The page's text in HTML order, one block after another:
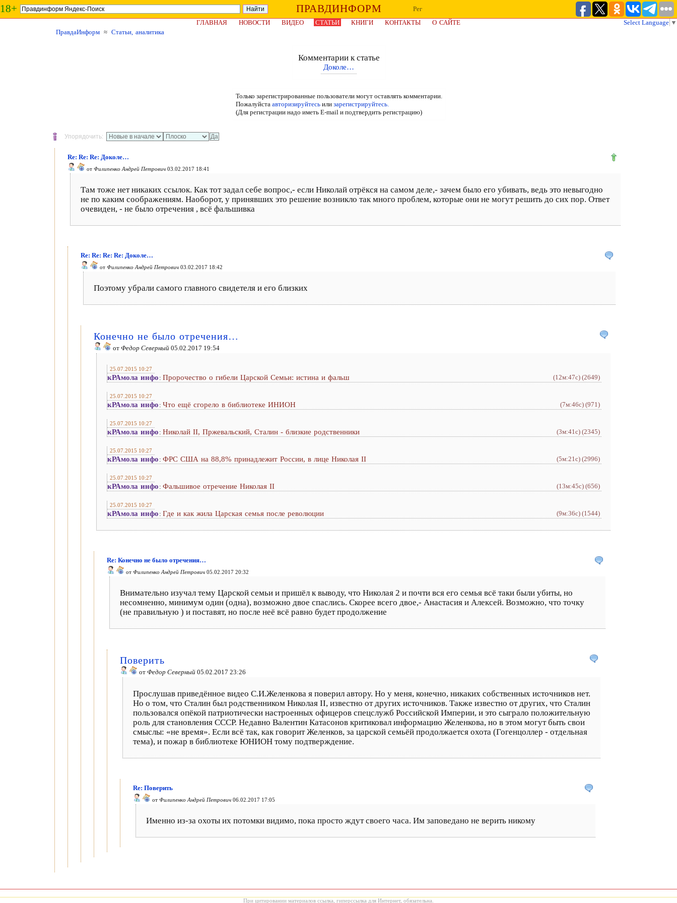
18+ ПРАВДИНФОРМ
Рег
ГЛАВНАЯ
НОВОСТИ ВИДЕО СТАТЬИ КНИГИ КОНТАКТЫ О САЙТЕ Select Language ▼
ПравдаИнформ ≈ Статьи, аналитика
Комментарии к статье
Доколе…
Только зарегистрированные пользователи могут оставлять комментарии.
Пожалуйста авторизируйтесьили зарегистрируйтесь.
(Для регистрации надо иметь E-mail и подтвердить регистрацию)
Упорядочить:
Re: Re: Re: Доколе…
от Филипенко Андрей Петрович 03.02.2017 18:41
Там тоже нет никаких ссылок. Как тот задал себе вопрос,- если Николай отрёкся на самом деле,- зачем было его убивать, ведь это невыгодно
не по каким соображениям. Наоборот, у принявших это решение возникло так много проблем, которые они не могут решить до сих пор. Ответ
очевиден, - не было отречения , всё фальшивка
Re: Re: Re: Re: Доколе…
от Филипенко Андрей Петрович 03.02.2017 18:42
Поэтому убрали самого главного свидетеля и его близких
Конечно не было отречения…
от Федор Северный 05.02.2017 19:54
25.07.2015 10:27
кРАмола инфо : Пророчество о гибели Царской Семьи: истина и фальш (12м:47с) (2649)
25.07.2015 10:27
кРАмола инфо : Что ещё сгорело в библиотеке ИНИОН (7м:46с) (971)
25.07.2015 10:27
кРАмола инфо : Николай II, Пржевальский, Сталин - близкие родственники (3м:41с) (2345)
25.07.2015 10:27
кРАмола инфо : ФРС США на 88,8% принадлежит России, в лице Николая II (5м:21с) (2996)
25.07.2015 10:27
кРАмола инфо : Фальшивое отречение Николая II (13м:45с) (656)
25.07.2015 10:27
кРАмола инфо : Где и как жила Царская семья после революции (9м:36с) (1544)
Re: Конечно не было отречения…
от Филипенко Андрей Петрович 05.02.2017 20:32
Внимательно изучал тему Царской семьи и пришёл к выводу, что Николая 2 и почти вся его семья всё таки были убиты, но
несомненно, минимум один (одна), возможно двое спаслись. Скорее всего двое,- Анастасия и Алексей. Возможно, что точку
(не правильную ) и поставят, но после неё всё равно будет продолжение
Поверить
от Федор Северный 05.02.2017 23:26
Прослушав приведённое видео С.И.Желенкова я поверил автору. Но у меня, конечно, никаких собственных источников нет.
Но о том, что Сталин был родственником Николая II, известно от других источников. Также известно от других, что Сталин
пользовался опёкой патриотически настроенных офицеров спецслужб Российской Империи, и это сыграло положительную
роль для становления СССР. Недавно Валентин Катасонов критиковал информацию Желенкова, но в этом могут быть свои
смыслы: «не время». Если всё так, как говорит Желенков, за царской семьёй продолжается охота (Гогенцоллер - отдельная
тема), и пожар в библиотеке ЮНИОН тому подтверждение.
Re: Поверить
от Филипенко Андрей Петрович 06.02.2017 17:05
Именно из-за охоты их потомки видимо, пока просто ждут своего часа. Им заповедано не верить никому
При цитировании материалов ссылка, гиперссылка для Интернет, обязательна.